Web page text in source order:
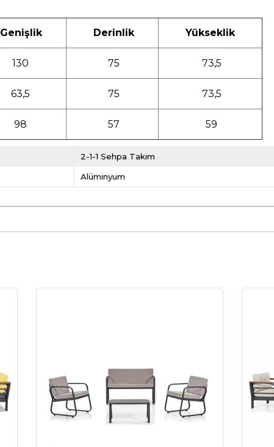
Genişlik Derinlik Yükseklik
130 75 73,5
63,5 75 73,5
98 57 59
2-1-1 Sehpa Takım
Alüminyum